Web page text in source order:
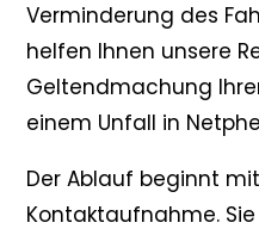
Verminderung des
helfen Ihnen unsere
Geltendmachung
einem Unfall in
Der Ablauf beginnt
Kontaktaufnahme.